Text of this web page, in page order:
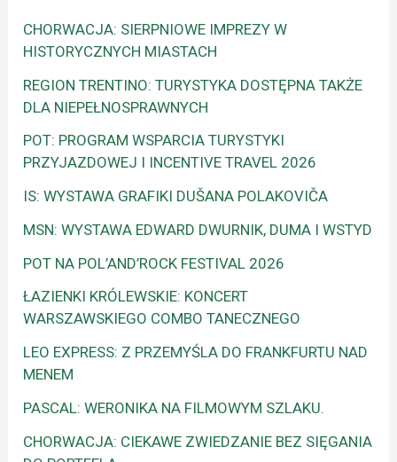
CHORWACJA: SIERPNIOWE IMPREZY W
HISTORYCZNYCH MIASTACH
REGION TRENTINO: TURYSTYKA DOSTĘPNA TAKŻE
DLA NIEPEŁNOSPRAWNYCH
POT: PROGRAM WSPARCIA TURYSTYKI
PRZYJAZDOWEJ I INCENTIVE TRAVEL 2026
IS: WYSTAWA GRAFIKI DUŠANA POLAKOVIČA
MSN: WYSTAWA EDWARD DWURNIK, DUMA I WSTYD
POT NA POL’AND’ROCK FESTIVAL 2026
ŁAZIENKI KRÓLEWSKIE: KONCERT
WARSZAWSKIEGO COMBO TANECZNEGO
LEO EXPRESS: Z PRZEMYŚLA DO FRANKFURTU NAD
MENEM
PASCAL: WERONIKA NA FILMOWYM SZLAKU.
CHORWACJA: CIEKAWE ZWIEDZANIE BEZ SIĘGANIA